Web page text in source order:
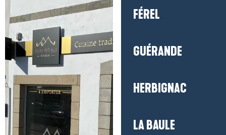
FÉREL
GUÉRANDE
HERBIGNAC
LA BAULE